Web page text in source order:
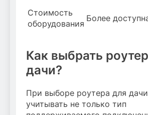
Стоимость
оборудования
Более
Как выбрать
дачи?
При выборе роутера для
учитывать не только тип